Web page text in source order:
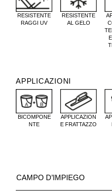
RESISTENTE
RAGGI UV
RESISTENTE
AL GELO
APPLICAZIONI
BICOMPONE
NTE
APPLICAZION
E FRATTAZZO
CAMPO D’IMPIEGO